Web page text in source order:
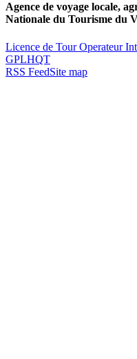
Agence de voyage locale,
Nationale du Tourisme du
Licence de Tour Operateur
GPLHQT
RSS FeedSite map